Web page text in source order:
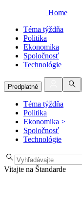
Home
Téma týždňa
Politika
Ekonomika
Spoločnosť
Technológie
Predplatné
Téma týždňa
Politika
Ekonomika >
Spoločnosť
Technológie
Vitajte na Štandarde